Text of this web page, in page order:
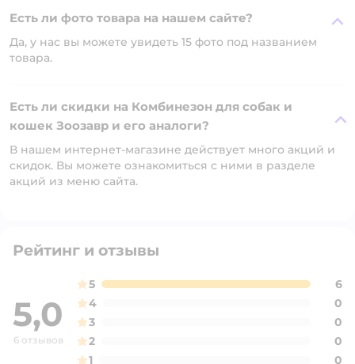
Есть ли фото товара на нашем сайте?
Да, у нас вы можете увидеть 15 фото под названием
товара.
Есть ли скидки на Комбинезон для собак и
кошек Зоозавр и его аналоги?
В нашем интернет-магазине действует много акций и
скидок. Вы можете ознакомиться с ними в разделе
акций из меню сайта.
Рейтинг и отзывы
5,0
6 отзывов
5
6
4
0
3
0
2
0
1
0